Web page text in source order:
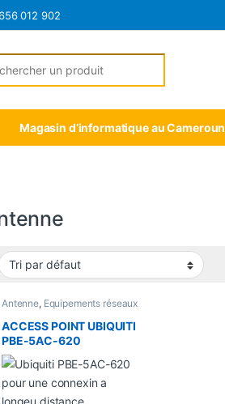
012 902
for:
Magasin d’informatique au Cameroun
Antenne, Equipements réseaux
ACCESS POINT UBIQUITI
PBE-5AC-620